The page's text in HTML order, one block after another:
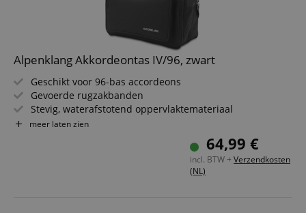
Alpenklang Akkordeontas IV/96, zwart
Geschikt voor 96-bas accordeons
Gevoerde rugzakbanden
Stevig, waterafstotend oppervlaktemateriaal
10 mm dikke vulling
meer laten zien
64,99 €
incl. BTW + Verzendkosten
(NL)